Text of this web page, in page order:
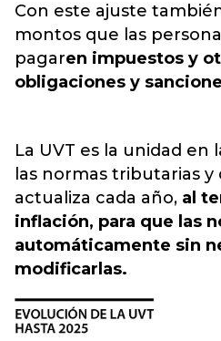
Con este ajuste
montos que las
pagaren impuestos y
obligaciones y
La UVT es la unidad en
las normas tributarias y
actualiza cada año, al
inflación, para que las
automáticamente sin
modificarlas.